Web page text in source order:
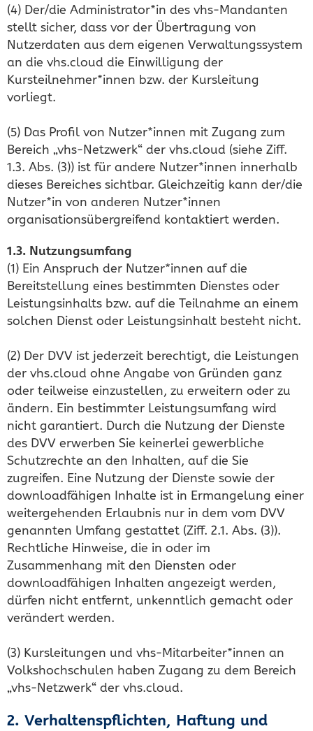
(4) Der/die Administrator*in des vhs-Mandanten
stellt sicher, dass vor der Übertragung von
Nutzerdaten aus dem eigenen Verwaltungssystem
an die vhs.cloud die Einwilligung der
Kursteilnehmer*innen bzw. der Kursleitung
vorliegt.
(5) Das Profil von Nutzer*innen mit Zugang zum
Bereich „vhs-Netzwerk“ der vhs.cloud (siehe Ziff.
1.3. Abs. (3)) ist für andere Nutzer*innen innerhalb
dieses Bereiches sichtbar. Gleichzeitig kann der/die
Nutzer*in von anderen Nutzer*innen
organisationsübergreifend kontaktiert werden.
1.3. Nutzungsumfang
(1) Ein Anspruch der Nutzer*innen auf die
Bereitstellung eines bestimmten Dienstes oder
Leistungsinhalts bzw. auf die Teilnahme an einem
solchen Dienst oder Leistungsinhalt besteht nicht.
(2) Der DVV ist jederzeit berechtigt, die Leistungen
der vhs.cloud ohne Angabe von Gründen ganz
oder teilweise einzustellen, zu erweitern oder zu
ändern. Ein bestimmter Leistungsumfang wird
nicht garantiert. Durch die Nutzung der Dienste
des DVV erwerben Sie keinerlei gewerbliche
Schutzrechte an den Inhalten, auf die Sie
zugreifen. Eine Nutzung der Dienste sowie der
downloadfähigen Inhalte ist in Ermangelung einer
weitergehenden Erlaubnis nur in dem vom DVV
genannten Umfang gestattet (Ziff. 2.1. Abs. (3)).
Rechtliche Hinweise, die in oder im
Zusammenhang mit den Diensten oder
downloadfähigen Inhalten angezeigt werden,
dürfen nicht entfernt, unkenntlich gemacht oder
verändert werden.
(3) Kursleitungen und vhs-Mitarbeiter*innen an
Volkshochschulen haben Zugang zu dem Bereich
„vhs-Netzwerk“ der vhs.cloud.
2. Verhaltenspflichten, Haftung und